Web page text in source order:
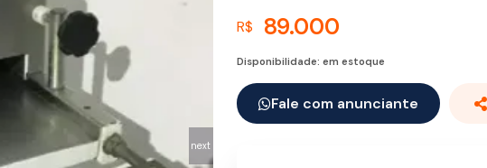
next
R$ 89.000
Disponibilidade: em estoque
Fale com anunciante